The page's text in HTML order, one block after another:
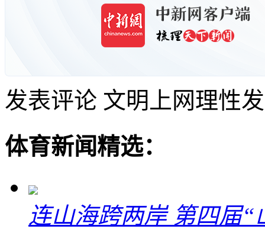
发表评论 文明上网理性
体育新闻精选：
连山海跨两岸 第四届